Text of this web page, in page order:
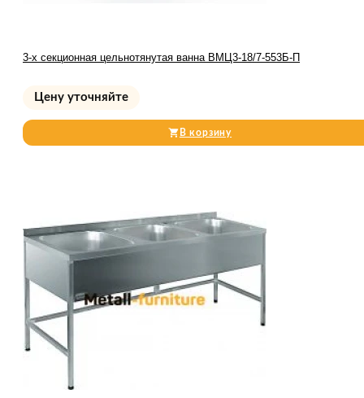
3-х секционная цельнотянутая ванна ВМЦ3-18/7-553Б-П
Цену уточняйте
В корзину